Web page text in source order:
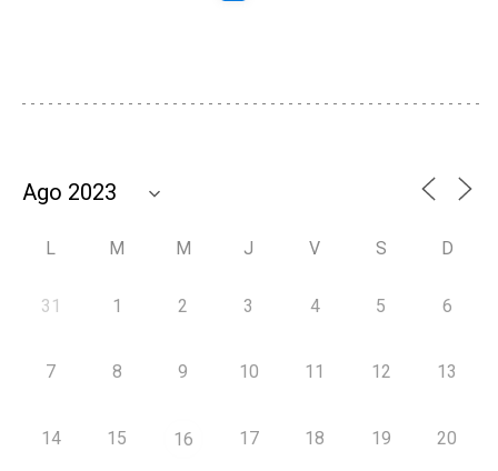
L M M J V S D
31 1 2 3 4 5 6
7 8 9 10 11 12 13
14 15 16 17 18 19 20